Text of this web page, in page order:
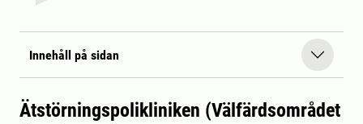
Innehåll på sidan
Ätstörningspolikliniken (Välfärdsområdet